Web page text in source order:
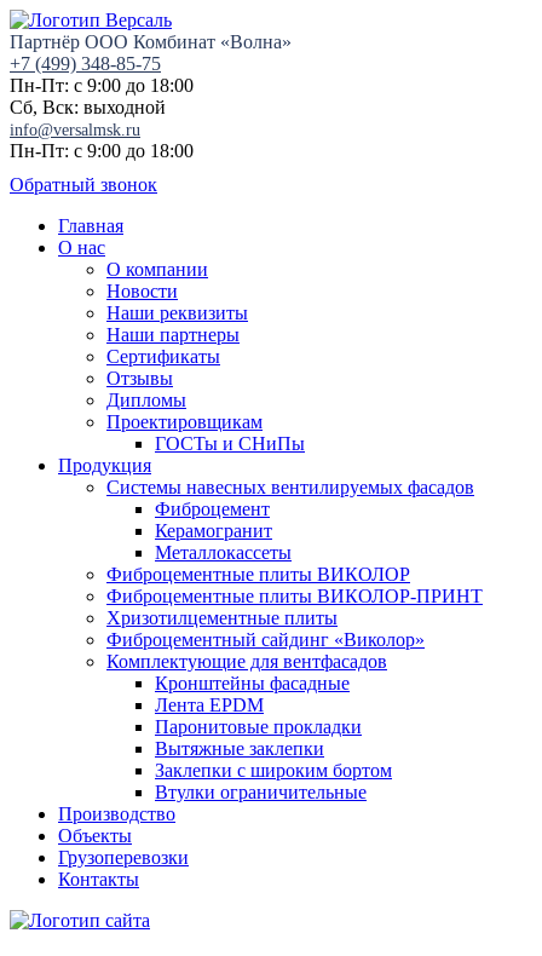
Партнёр ООО Комбинат «Волна»
+7 (499) 348-85-75
Пн-Пт: с 9:00 до 18:00
Сб, Вск: выходной
info@versalmsk.ru
Пн-Пт: с 9:00 до 18:00
Обратный звонок
Главная
О нас
О компании
Новости
Наши реквизиты
Наши партнеры
Сертификаты
Отзывы
Дипломы
Проектировщикам
ГОСТы и СНиПы
Продукция
Системы навесных вентилируемых фасадов
Фиброцемент
Керамогранит
Металлокассеты
Фиброцементные плиты ВИКОЛОР
Фиброцементные плиты ВИКОЛОР-ПРИНТ
Хризотилцементные плиты
Фиброцементный сайдинг «Виколор»
Комплектующие для вентфасадов
Кронштейны фасадные
Лента EPDM
Паронитовые прокладки
Вытяжные заклепки
Заклепки с широким бортом
Втулки ограничительные
Производство
Объекты
Грузоперевозки
Контакты